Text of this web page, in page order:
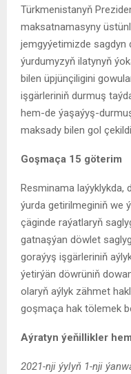
Türkmenistanyň
maksatnamasyny
jemgyýetimizde sagdyn
ýurdumyzyň ilatynyň
bilen üpjünçiligini
işgärleriniň durmuş
hem-de ýaşaýyş-
maksady bilen gol
Goşmaça 15 göterim
Resminama laýyklykda,
ýurda getirilmeginiň we
çäginde raýatlaryň
gatnaşýan döwlet
goraýyş işgärleriniň
ýetirýän döwrüniň
olaryň aýlyk zähmet
goşmaça hak tölemek
Aýratyn ýeňillikler
2021-nji ýylyň 1-nji